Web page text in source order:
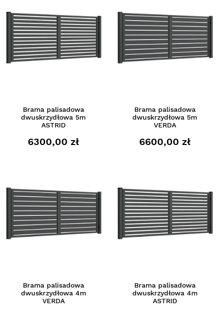
Brama palisadowa
dwuskrzydłowa 5m
ASTRID
6300,00 zł
Brama palisadowa
dwuskrzydłowa 5m
VERDA
6600,00 zł
Brama palisadowa
dwuskrzydłowa 4m
VERDA
Brama palisadowa
dwuskrzydłowa 4m
ASTRID